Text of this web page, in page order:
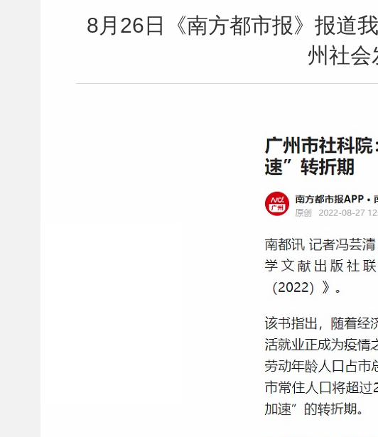
8月26日《南方都市报》报道
州社会